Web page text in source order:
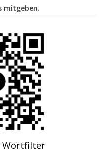
mitgeben.
Wortfilter